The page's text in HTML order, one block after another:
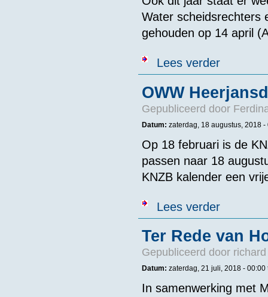
Water scheidsrechters
gehouden op 14 april
Lees verderover Apllicatie
OWW
Gepubliceerd door
Datum: zaterdag, 18 augustus, 2018 -
Op 18 februari is de
passen naar 18
KNZB kalender een
Lees verderover OWW
Ter Rede van
Gepubliceerd door
Datum: zaterdag, 21 juli, 2018 - 00:00
In samenwerking met